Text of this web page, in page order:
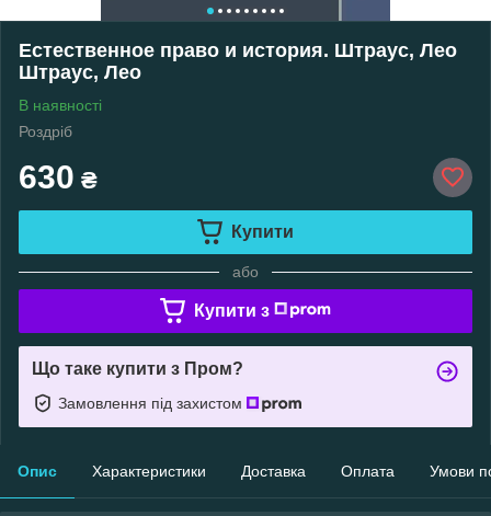
Естественное право и история. Штраус, Лео
Штраус, Лео
В наявності
Роздріб
630 ₴
Купити
або
Купити з
Що таке купити з Пром?
Замовлення під захистом
Опис Характеристики Доставка Оплата Умови